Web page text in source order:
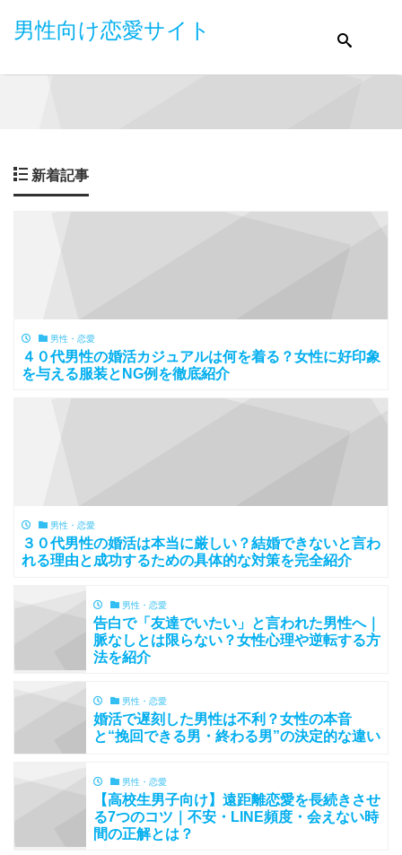
男性向け恋愛サイト
新着記事
男性・恋愛
４０代男性の婚活カジュアルは何を着る？女性に好印象
を与える服装とNG例を徹底紹介
男性・恋愛
３０代男性の婚活は本当に厳しい？結婚できないと言わ
れる理由と成功するための具体的な対策を完全紹介
男性・恋愛
告白で「友達でいたい」と言われた男性へ｜
脈なしとは限らない？女性心理や逆転する方
法を紹介
男性・恋愛
婚活で遅刻した男性は不利？女性の本音
と“挽回できる男・終わる男”の決定的な違い
男性・恋愛
【高校生男子向け】遠距離恋愛を長続きさせ
る7つのコツ｜不安・LINE頻度・会えない時
間の正解とは？